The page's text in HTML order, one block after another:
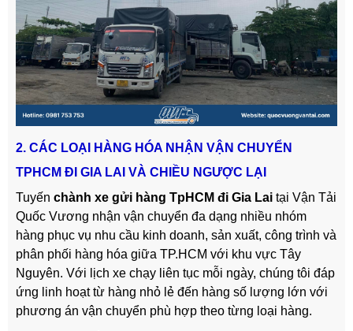
2. CÁC LOẠI HÀNG HÓA NHẬN VẬN CHUYỂN
TPHCM ĐI GIA LAI VÀ CHIỀU NGƯỢC LẠI
Tuyến chành xe gửi hàng TpHCM đi Gia Lai tại Vận Tải
Quốc Vương nhận vận chuyển đa dạng nhiều nhóm
hàng phục vụ nhu cầu kinh doanh, sản xuất, công trình và
phân phối hàng hóa giữa TP.HCM với khu vực Tây
Nguyên. Với lịch xe chạy liên tục mỗi ngày, chúng tôi đáp
ứng linh hoạt từ hàng nhỏ lẻ đến hàng số lượng lớn với
phương án vận chuyển phù hợp theo từng loại hàng.